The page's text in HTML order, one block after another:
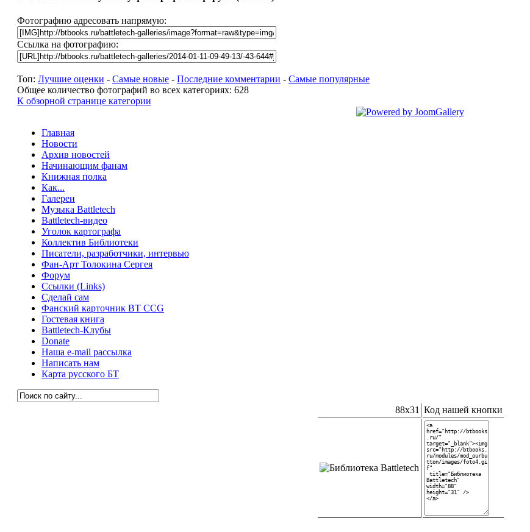
Фотографию адресовать напрямую:
Ссылка на фотографию:
Топ: Лучшие оценки - Самые новые- Последние комментарии - Самые популярные
Общее количество фотографий во всех категориях: 628
К обзорной странице категории
Главная
Новости
Архив новостей
Начинающим фанам
Книжная полка
Как...
Галереи
Музыка Battletech
Battletech-видео
Уголок картографа
Коллектив Библиотеки
Писатели, разработчики, интервью
Фан-Арт Толокина Сергея
Форум
Ссылки (Links)
Сделай сам
Фанский карточник BT CCG
Гостевая книга
Battletech-Клубы
Donate
Наша e-mail рассылка
Написать нам
Карта русского БТ
88x31 Код нашей кнопки